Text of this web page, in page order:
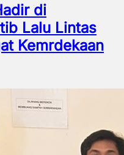
di
Lalu Lintas
Kemrdekaan